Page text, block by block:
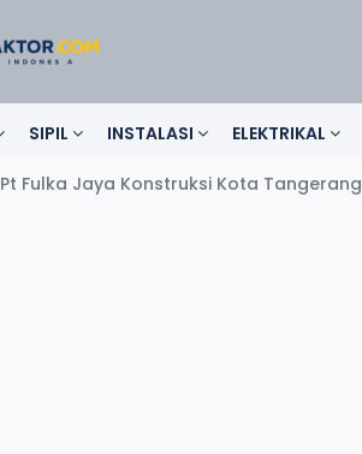
SIPIL INSTALASI ELEKTRIKAL
Pt Fulka Jaya Konstruksi Kota Tangerang